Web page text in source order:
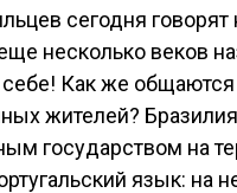
сегодня
несколько веков
себе! Как же
жителей?
государством на
язык: на